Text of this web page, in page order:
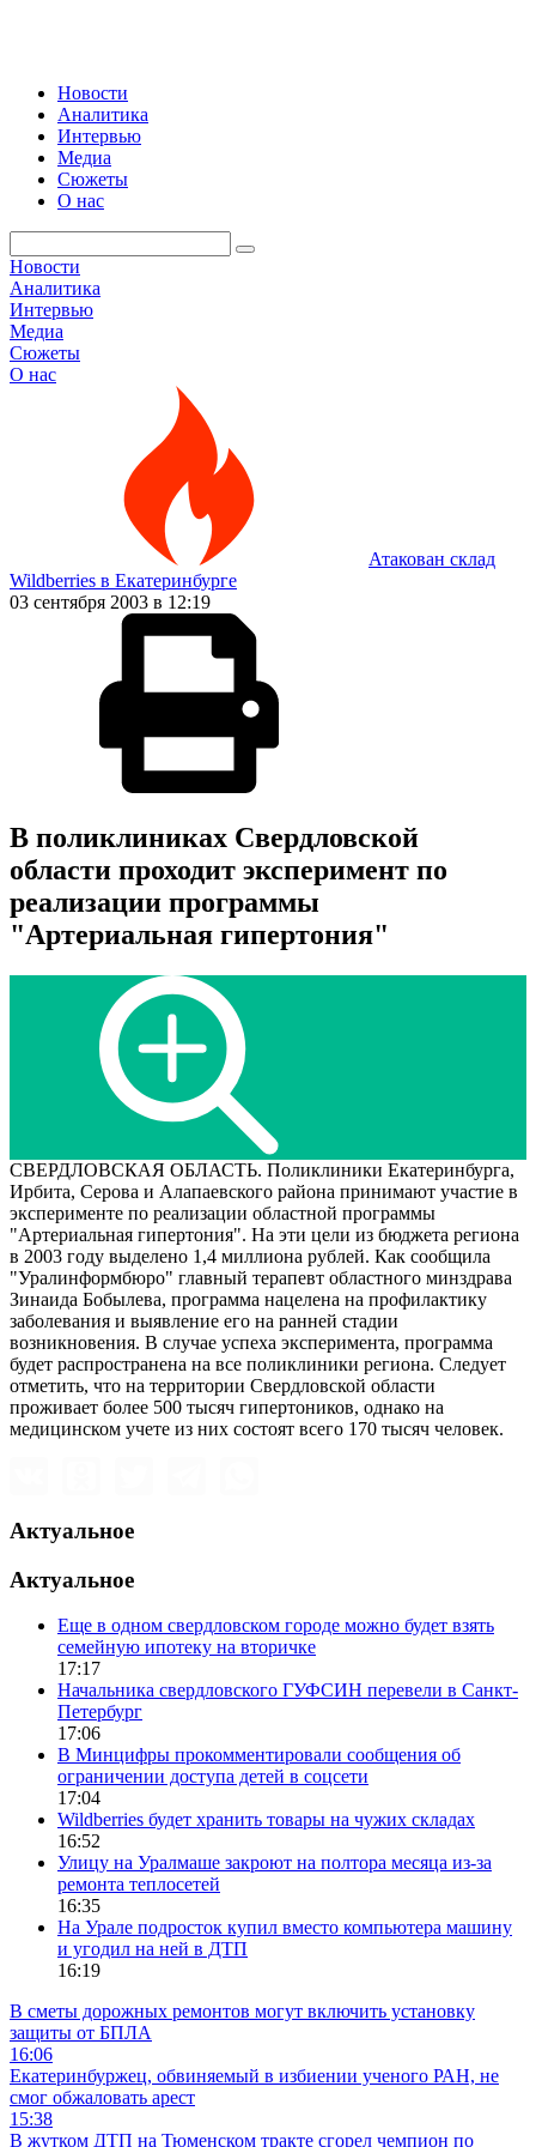
Новости
Аналитика
Интервью
Медиа
Сюжеты
О нас
Новости
Аналитика
Интервью
Медиа
Сюжеты
О нас
Атакован склад
Wildberries в Екатеринбурге
03 сентября 2003 в 12:19
В поликлиниках Свердловской
области проходит эксперимент по
реализации программы
"Артериальная гипертония"
СВЕРДЛОВСКАЯ ОБЛАСТЬ. Поликлиники Екатеринбурга,
Ирбита, Серова и Алапаевского района принимают участие в
эксперименте по реализации областной программы
"Артериальная гипертония". На эти цели из бюджета региона
в 2003 году выделено 1,4 миллиона рублей. Как сообщила
"Уралинформбюро" главный терапевт областного минздрава
Зинаида Бобылева, программа нацелена на профилактику
заболевания и выявление его на ранней стадии
возникновения. В случае успеха эксперимента, программа
будет распространена на все поликлиники региона. Следует
отметить, что на территории Свердловской области
проживает более 500 тысяч гипертоников, однако на
медицинском учете из них состоят всего 170 тысяч человек.
Актуальное
Актуальное
Еще в одном свердловском городе можно будет взять
семейную ипотеку на вторичке
17:17
Начальника свердловского ГУФСИН перевели в Санкт-
Петербург
17:06
В Минцифры прокомментировали сообщения об
ограничении доступа детей в соцсети
17:04
Wildberries будет хранить товары на чужих складах
16:52
Улицу на Уралмаше закроют на полтора месяца из-за
ремонта теплосетей
16:35
На Урале подросток купил вместо компьютера машину
и угодил на ней в ДТП
16:19
В сметы дорожных ремонтов могут включить установку
защиты от БПЛА
16:06
Екатеринбуржец, обвиняемый в избиении ученого РАН, не
смог обжаловать арест
15:38
В жутком ДТП на Тюменском тракте сгорел чемпион по